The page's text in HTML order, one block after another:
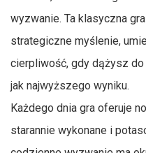
wyzwanie. Ta klasyczna
strategiczne myślenie,
cierpliwość, gdy dążysz
jak najwyższego wyniku.
Każdego dnia gra oferuje
starannie wykonane i